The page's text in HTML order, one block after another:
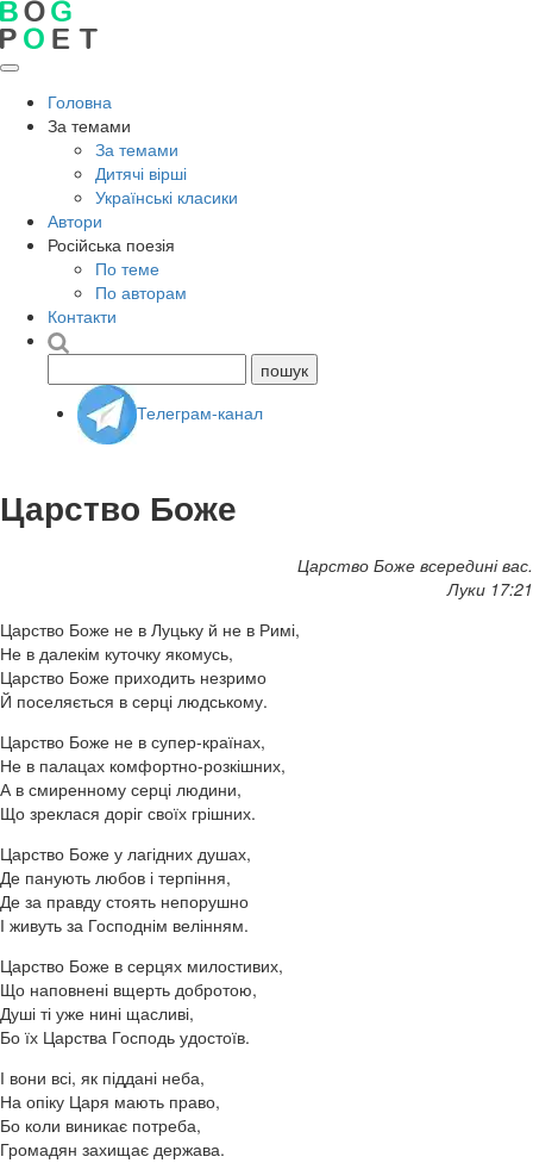
Головна
За темами
За темами
Дитячі вірші
Українські класики
Автори
Російська поезія
По теме
По авторам
Контакти
Телеграм-канал
Царство Боже
Царство Боже всередині вас.
Луки 17:21
Царство Боже не в Луцьку й не в Римі,
Не в далекім куточку якомусь,
Царство Боже приходить незримо
Й поселяється в серці людському.
Царство Боже не в супер-країнах,
Не в палацах комфортно-розкішних,
А в смиренному серці людини,
Що зреклася доріг своїх грішних.
Царство Боже у лагідних душах,
Де панують любов і терпіння,
Де за правду стоять непорушно
І живуть за Господнім велінням.
Царство Боже в серцях милостивих,
Що наповнені вщерть добротою,
Душі ті уже нині щасливі,
Бо їх Царства Господь удостоїв.
І вони всі, як піддані неба,
На опіку Царя мають право,
Бо коли виникає потреба,
Громадян захищає держава.